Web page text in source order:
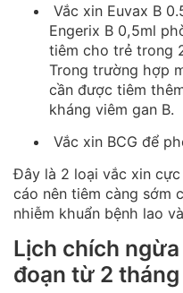
Vắc xin Euvax B
Engerix B 0,5ml
tiêm cho trẻ trong
Trong trường hợp
cần được tiêm
kháng viêm gan B.
Vắc xin BCG để
Đây là 2 loại vắc xin
cáo nên tiêm càng sớm
nhiễm khuẩn bệnh lao
Lịch chích
đoạn từ 2